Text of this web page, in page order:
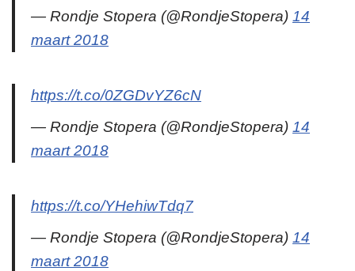
— Rondje Stopera (@RondjeStopera) 14
maart 2018
https://t.co/0ZGDvYZ6cN
— Rondje Stopera (@RondjeStopera) 14
maart 2018
https://t.co/YHehiwTdq7
— Rondje Stopera (@RondjeStopera) 14
maart 2018